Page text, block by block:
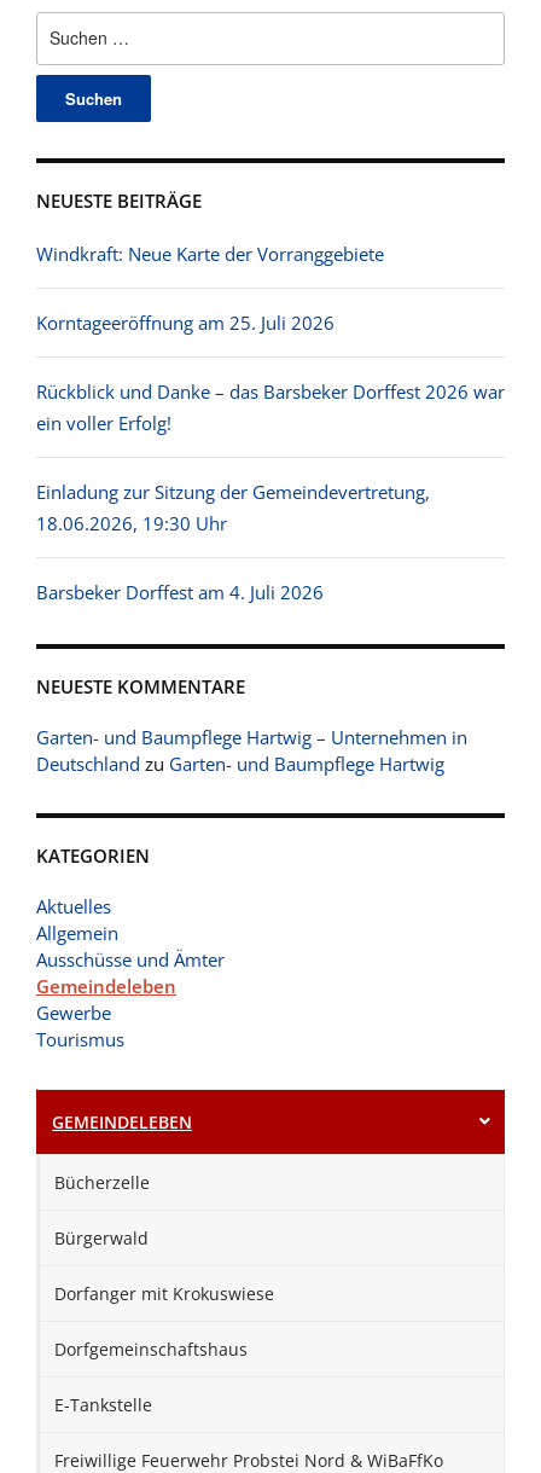
nach:
NEUESTE BEITRÄGE
Windkraft: Neue Karte der Vorranggebiete
Korntageeröffnung am 25. Juli 2026
Rückblick und Danke – das Barsbeker Dorffest 2026 war
ein voller Erfolg!
Einladung zur Sitzung der Gemeindevertretung,
18.06.2026, 19:30 Uhr
Barsbeker Dorffest am 4. Juli 2026
NEUESTE KOMMENTARE
Garten- und Baumpflege Hartwig – Unternehmen in
Deutschland zu Garten- und Baumpflege Hartwig
KATEGORIEN
Aktuelles
Allgemein
Ausschüsse und Ämter
Gemeindeleben
Gewerbe
Tourismus
GEMEINDELEBEN
Bücherzelle
Bürgerwald
Dorfanger mit Krokuswiese
Dorfgemeinschaftshaus
E-Tankstelle
Freiwillige Feuerwehr Probstei Nord & WiBaFfKo